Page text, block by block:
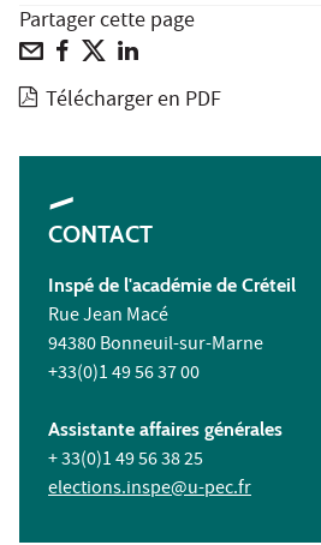
Partager cette page
Télécharger en PDF
CONTACT
Inspé de l'académie de Créteil
Rue Jean Macé
94380 Bonneuil-sur-Marne
+33(0)1 49 56 37 00
Assistante affaires générales
+ 33(0)1 49 56 38 25
elections.inspe@u-pec.fr